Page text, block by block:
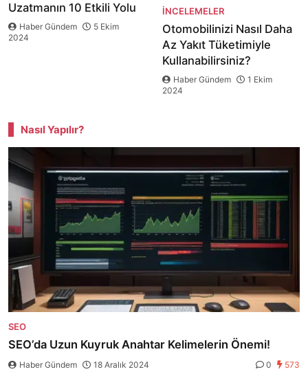
Uzatmanın 10 Etkili Yolu
Haber Gündem
5 Ekim
2024
İNCELEMELER
Otomobilinizi Nasıl Daha
Az Yakıt Tüketimiyle
Kullanabilirsiniz?
Haber Gündem
1 Ekim
2024
Nasıl Yapılır?
SEO
SEO’da Uzun Kuyruk Anahtar Kelimelerin Önemi!
Haber Gündem 18 Aralık 2024 0 573